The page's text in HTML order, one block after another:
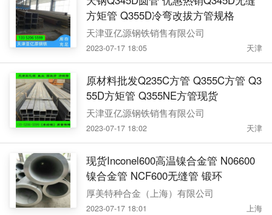
方矩管 Q355D冷弯改拔方管规格
天津亚亿源钢铁销售有限公司
2023-07-17 18:05 天津
原材料批发Q235C方管 Q355C方管 Q3
55D方矩管 Q355NE方管现货
天津亚亿源钢铁销售有限公司
2023-07-17 18:02 天津
现货Inconel600高温镍合金管 N06600
镍合金管 NCF600无缝管 锻环
厚美特种合金（上海）有限公司
2023-07-17 18:01 上海